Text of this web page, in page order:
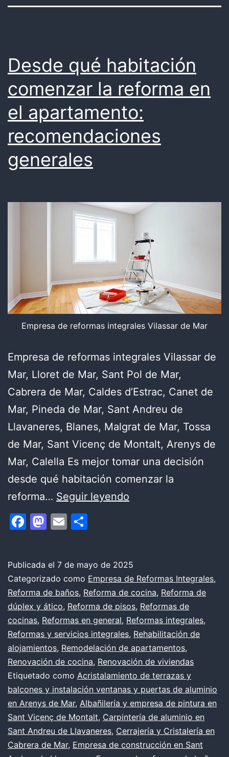
Desde qué habitación
comenzar la reforma en
el apartamento:
recomendaciones
generales
Empresa de reformas integrales Vilassar de Mar
Empresa de reformas integrales Vilassar de
Mar, Lloret de Mar, Sant Pol de Mar,
Cabrera de Mar, Caldes d’Estrac, Canet de
Mar, Pineda de Mar, Sant Andreu de
Llavaneres, Blanes, Malgrat de Mar, Tossa
de Mar, Sant Vicenç de Montalt, Arenys de
Mar, Calella Es mejor tomar una decisión
desde qué habitación comenzar la
reforma… Seguir leyendo
la
reforma
en
el
apartamento:
recomendaciones
generales
Facebook
Mastodon
Email
Publicada el 7 de mayo de 2025
Categorizado como Empresa de Reformas Integrales,
Reforma de baños, Reforma de cocina, Reforma de
dúplex y ático, Reforma de pisos, Reformas de
cocinas, Reformas en general, Reformas integrales,
Reformas y servicios integrales, Rehabilitación de
alojamientos, Remodelación de apartamentos,
Renovación de cocina, Renovación de viviendas
Etiquetado como Acristalamiento de terrazas y
balcones y instalación ventanas y puertas de aluminio
en Arenys de Mar, Albañilería y empresa de pintura en
Sant Vicenç de Montalt, Carpintería de aluminio en
Sant Andreu de Llavaneres, Cerrajería y Cristalería en
Cabrera de Mar, Empresa de construcción en Sant